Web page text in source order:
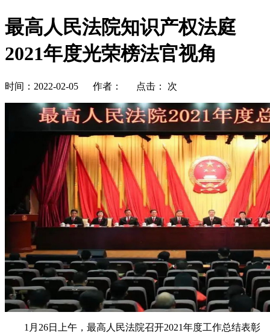
最高人民法院知识产权法庭
2021年度光荣榜法官视角
时间：2022-02-05 作者： 点击： 次
1月26日上午，最高人民法院召开2021年度工作总结表彰